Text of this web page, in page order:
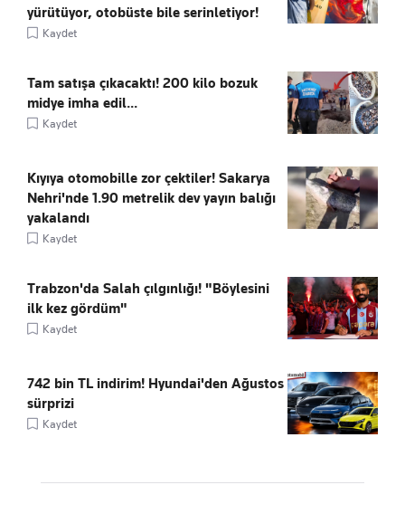
yürütüyor, otobüste bile serinletiyor!
Kaydet
Tam satışa çıkacaktı! 200 kilo bozuk
midye imha edil...
Kaydet
Kıyıya otomobille zor çektiler! Sakarya
Nehri'nde 1.90 metrelik dev yayın balığı
yakalandı
Kaydet
Trabzon'da Salah çılgınlığı! "Böylesini
ilk kez gördüm"
Kaydet
742 bin TL indirim! Hyundai'den Ağustos
sürprizi
Kaydet